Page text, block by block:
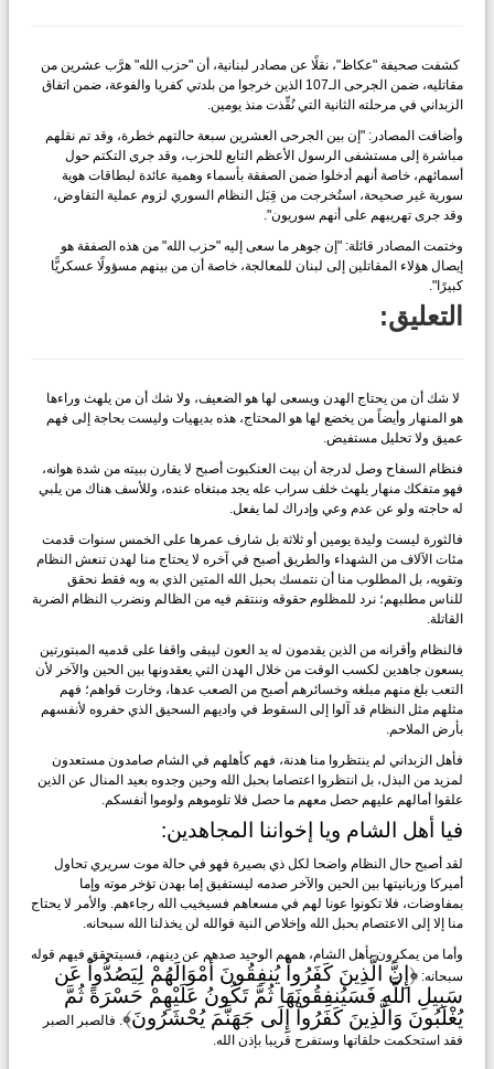
كشفت صحيفة "عكاظ"، نقلًا عن مصادر لبنانية، أن "حزب الله" هرَّب عشرين من
مقاتليه، ضمن الجرحى الـ107 الذين خرجوا من بلدتي كفريا والفوعة، ضمن اتفاق
الزبداني في مرحلته الثانية التي نُفِّذت منذ يومين.
وأضافت المصادر: "إن بين الجرحى العشرين سبعة حالتهم خطرة، وقد تم نقلهم
مباشرة إلى مستشفى الرسول الأعظم التابع للحزب، وقد جرى التكتم حول
أسمائهم، خاصة أنهم أدخلوا ضمن الصفقة بأسماء وهمية عائدة لبطاقات هوية
سورية غير صحيحة، استُخرجت من قِبَل النظام السوري لزوم عملية التفاوض،
وقد جرى تهريبهم على أنهم سوريون".
وختمت المصادر قائلة: "إن جوهر ما سعى إليه "حزب الله" من هذه الصفقة هو
إيصال هؤلاء المقاتلين إلى لبنان للمعالجة، خاصة أن من بينهم مسؤولًا عسكريًّا
كبيرًا".
التعليق:
لا شك أن من يحتاج الهدن ويسعى لها هو الضعيف، ولا شك أن من يلهث وراءها
هو المنهار وأيضاً من يخضع لها هو المحتاج، هذه بديهيات وليست بحاجة إلى فهم
عميق ولا تحليل مستفيض.
فنظام السفاح وصل لدرجة أن بيت العنكبوت أصبح لا يقارن ببيته من شدة هوانه،
فهو متفكك منهار يلهث خلف سراب عله يجد مبتغاه عنده، وللأسف هناك من يلبي
له حاجته ولو عن عدم وعي وإدراك لما يفعل.
فالثورة ليست وليدة يومين أو ثلاثة بل شارف عمرها على الخمس سنوات قدمت
مئات الآلاف من الشهداء والطريق أصبح في آخره لا يحتاج منا لهدن تنعش النظام
وتقويه، بل المطلوب منا أن نتمسك بحبل الله المتين الذي به وبه فقط نحقق
للناس مطلبهم؛ نرد للمظلوم حقوقه وننتقم فيه من الظالم ونضرب النظام الضربة
القاتلة.
فالنظام وأقرانه من الذين يقدمون له يد العون ليبقى واقفا على قدميه المبتورتين
يسعون جاهدين لكسب الوقت من خلال الهدن التي يعقدونها بين الحين والآخر لأن
التعب بلغ منهم مبلغه وخسائرهم أصبح من الصعب عدها، وخارت قواهم؛ فهم
مثلهم مثل النظام قد آلوا إلى السقوط في واديهم السحيق الذي حفروه لأنفسهم
بأرض الملاحم.
فأهل الزبداني لم ينتظروا منا هدنة، فهم كأهلهم في الشام صامدون مستعدون
لمزيد من البذل، بل انتظروا اعتصاما بحبل الله وحين وجدوه بعيد المنال عن الذين
علقوا أمالهم عليهم حصل معهم ما حصل فلا تلوموهم ولوموا أنفسكم.
فيا أهل الشام ويا إخواننا المجاهدين:
لقد أصبح حال النظام واضحا لكل ذي بصيرة فهو في حالة موت سريري تحاول
أميركا وزبانيتها بين الحين والآخر صدمه ليستفيق إما بهدن تؤخر موته وإما
بمفاوضات، فلا تكونوا عونا لهم في مسعاهم فسيخيب الله رجاءهم. والأمر لا يحتاج
منا إلا إلى الاعتصام بحبل الله وإخلاص النية فوالله لن يخذلنا الله سبحانه.
وأما من يمكرون بأهل الشام، همهم الوحيد صدهم عن دينهم، فسيتحقق فيهم قوله
سبحانه: ﴿إِنَّ الَّذِينَ كَفَرُواْ يُنفِقُونَ أَمْوَالَهُمْ لِيَصُدُّواْ عَن
سَبِيلِ اللَّهِ فَسَيُنفِقُونَهَا ثُمَّ تَكُونُ عَلَيْهِمْ حَسْرَةً ثُمَّ
يُغْلَبُونَ وَالَّذِينَ كَفَرُواْ إِلَى جَهَنَّمَ يُحْشَرُونَ﴾. فالصبر الصبر
فقد استحكمت حلقاتها وستفرج قريبا بإذن الله.